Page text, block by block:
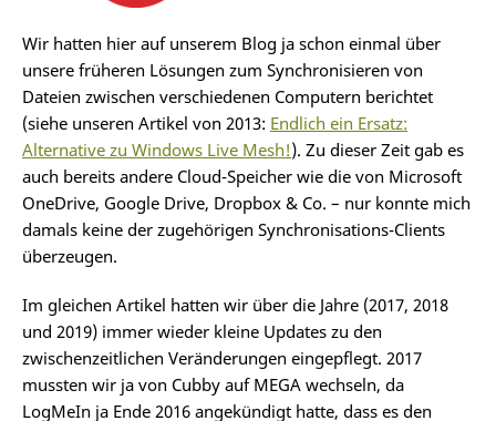
Wir hatten hier auf unserem Blog ja schon einmal über
unsere früheren Lösungen zum Synchronisieren von
Dateien zwischen verschiedenen Computern berichtet
(siehe unseren Artikel von 2013: Endlich ein Ersatz:
Alternative zu Windows Live Mesh!). Zu dieser Zeit gab es
auch bereits andere Cloud-Speicher wie die von Microsoft
OneDrive, Google Drive, Dropbox & Co. – nur konnte mich
damals keine der zugehörigen Synchronisations-Clients
überzeugen.
Im gleichen Artikel hatten wir über die Jahre (2017, 2018
und 2019) immer wieder kleine Updates zu den
zwischenzeitlichen Veränderungen eingepflegt. 2017
mussten wir ja von Cubby auf MEGA wechseln, da
LogMeIn ja Ende 2016 angekündigt hatte, dass es den